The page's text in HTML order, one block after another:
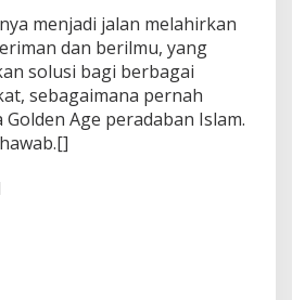
menjadi jalan melahirkan
dan berilmu, yang
solusi bagi berbagai
sebagaimana pernah
Age peradaban Islam.